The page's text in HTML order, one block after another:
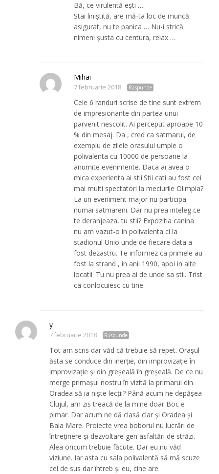
Bă, ce virulentă ești …
Stai liniștită, are mă-ta loc de muncă
asigurat, nu te panica … Nu-i strică
nimeni șusta cu centura, relax …
Mihai
7 februarie 2018 Răspunde
Cele 6 randuri scrise de tine sunt extrem
de impresionante din partea unui
parvenit nescolit. Ai perceput aproape 10
% din mesaj. Da , cred ca satmarul, de
exemplu de zilele orasului umple o
polivalenta cu 10000 de persoane la
anumite evenimente. Daca ai avea o
mica experienta ai stii.Stii cati au fost cei
mai multi spectatori la meciurile Olimpia?
La un eveniment major nu participa
numai satmareni. Dar nu prea inteleg ce
te deranjeaza, tu stii? Expozitia canina
nu am vazut-o in polivalenta ci la
stadionul Unio unde de fiecare data a
fost dezastru. Te informez ca primele au
fost la strand , in anii 1990, apoi in alte
locatii. Tu nu prea ai de unde sa stii. Trist
ca conlocuiesc cu tine.
y
7 februarie 2018 Răspunde
Tot am scris dar văd că trebuie să repet. Orașul
ăsta se conduce din inerție, din improvizație în
improvizație și din greșeală în greșeală. De ce nu
merge primașul nostru în vizită la primarul din
Oradea să ia niște lecții? Până acum ne depășea
Clujul, am zis treacă de la mine doar Boc e
pimar. Dar acum ne dă clasă clar și Oradea și
Baia Mare. Proiecte vrea boborul nu lucrări de
întreținere și dezvoltare gen asfaltări de străzi.
Alea oricum trebuie făcute. Dar eu nu văd
viziune. Iar asta cu sala polivalentă să mă scuze
cel de sus dar întreb și eu, cine are